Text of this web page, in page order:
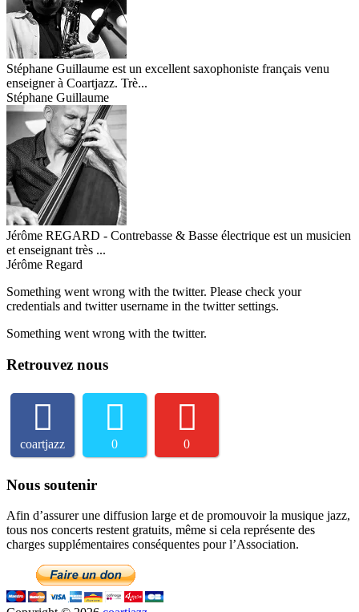
Stéphane Guillaume est un excellent saxophoniste français venu
enseigner à Coartjazz. Trè...
Stéphane Guillaume
Jérôme REGARD - Contrebasse & Basse électrique est un musicien
et enseignant très ...
Jérôme Regard
Something went wrong with the twitter. Please check your
credentials and twitter username in the twitter settings.
Something went wrong with the twitter.
Retrouvez nous
coartjazz 0 0
Nous soutenir
Afin d’assurer une diffusion large et de promouvoir la musique jazz,
tous nos concerts restent gratuits, même si cela représente des
charges supplémentaires conséquentes pour l’Association.